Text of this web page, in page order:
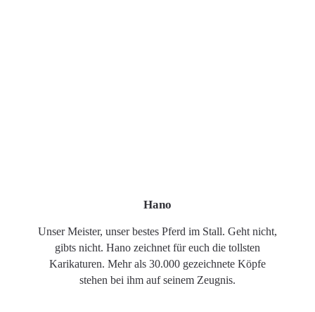
Hano
Unser Meister, unser bestes Pferd im Stall. Geht nicht,
gibts nicht. Hano zeichnet für euch die tollsten
Karikaturen. Mehr als 30.000 gezeichnete Köpfe
stehen bei ihm auf seinem Zeugnis.